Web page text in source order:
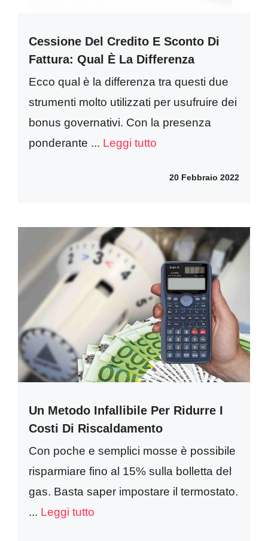
Cessione Del Credito E Sconto Di
Fattura: Qual È La Differenza
Ecco qual è la differenza tra questi due
strumenti molto utilizzati per usufruire dei
bonus governativi. Con la presenza
ponderante ... Leggi tutto
20 Febbraio 2022
Un Metodo Infallibile Per Ridurre I
Costi Di Riscaldamento
Con poche e semplici mosse è possibile
risparmiare fino al 15% sulla bolletta del
gas. Basta saper impostare il termostato.
... Leggi tutto